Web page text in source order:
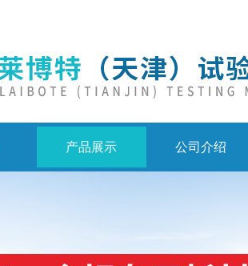
产品展示 公司介绍